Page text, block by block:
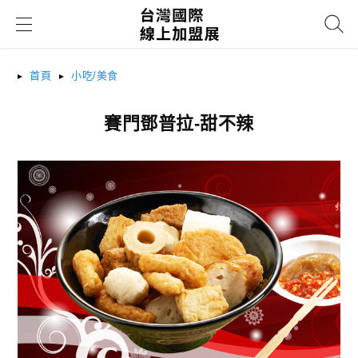
首頁 小吃/美食
賽門鄧普拉-甜不辣